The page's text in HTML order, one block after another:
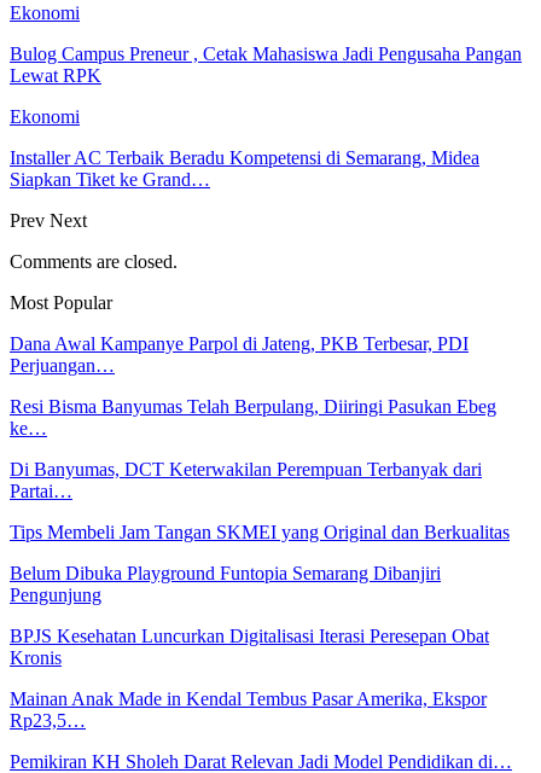
Ekonomi
Bulog Campus Preneur , Cetak Mahasiswa Jadi Pengusaha Pangan
Lewat RPK
Ekonomi
Installer AC Terbaik Beradu Kompetensi di Semarang, Midea
Siapkan Tiket ke Grand…
Prev Next
Comments are closed.
Most Popular
Dana Awal Kampanye Parpol di Jateng, PKB Terbesar, PDI
Perjuangan…
Resi Bisma Banyumas Telah Berpulang, Diiringi Pasukan Ebeg
ke…
Di Banyumas, DCT Keterwakilan Perempuan Terbanyak dari
Partai…
Tips Membeli Jam Tangan SKMEI yang Original dan Berkualitas
Belum Dibuka Playground Funtopia Semarang Dibanjiri
Pengunjung
BPJS Kesehatan Luncurkan Digitalisasi Iterasi Peresepan Obat
Kronis
Mainan Anak Made in Kendal Tembus Pasar Amerika, Ekspor
Rp23,5…
Pemikiran KH Sholeh Darat Relevan Jadi Model Pendidikan di…